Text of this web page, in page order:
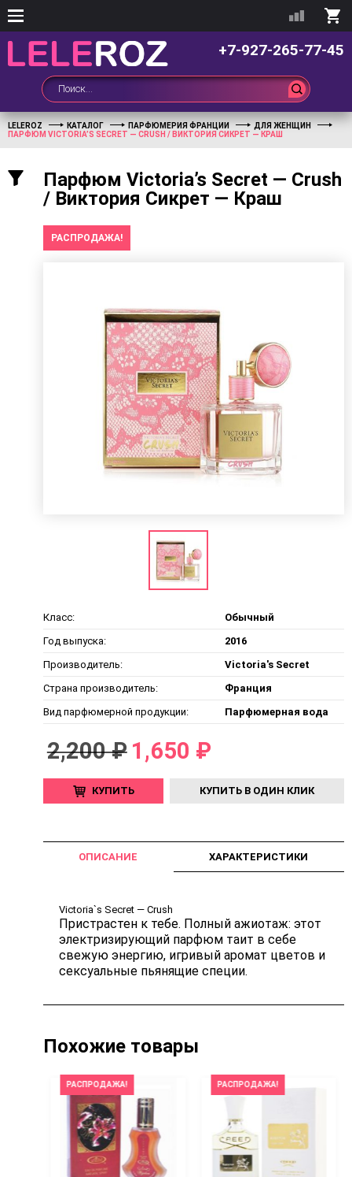
+7-927-265-77-45
LELEROZ КАТАЛОГ ПАРФЮМЕРИЯ ФРАНЦИИ
ДЛЯ ЖЕНЩИН
ПАРФЮМ VICTORIA’S SECRET — CRUSH / ВИКТОРИЯ СИКРЕТ — КРАШ
Парфюм Victoria’s Secret — Crush
/ Виктория Сикрет — Краш
РАСПРОДАЖА!
Класс:
Обычный
Год выпуска:
2016
Производитель:
Victoria's Secret
Страна производитель:
Франция
Вид парфюмерной продукции:
Парфюмерная вода
2,200 ₽ 1,650 ₽
КУПИТЬ КУПИТЬ В ОДИН КЛИК
ОПИСАНИЕ ХАРАКТЕРИСТИКИ
Victoria`s Secret — Crush
Пристрастен к тебе. Полный ажиотаж: этот
электризирующий парфюм таит в себе
свежую энергию, игривый аромат цветов и
сексуальные пьянящие специи.
Похожие товары
РАСПРОДАЖА! РАСПРОДАЖА!